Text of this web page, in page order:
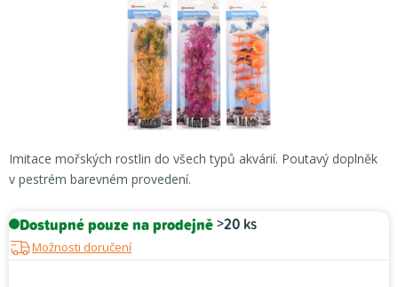
Imitace mořských rostlin do všech typů akvárií. Poutavý doplněk
v pestrém barevném provedení.
Dostupné pouze na prodejně>20 ks
Možnosti doručení